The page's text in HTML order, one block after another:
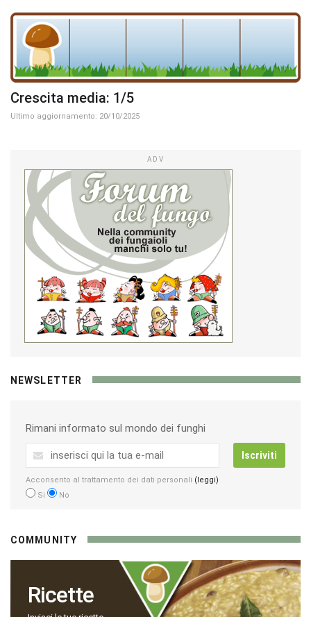
Crescita media: 1/5
Ultimo aggiornamento: 20/10/2025
ADV
NEWSLETTER
Rimani informato sul mondo dei funghi
Iscriviti
Acconsento al trattamento dei dati personali (leggi)
Si
No
COMMUNITY
Ricette